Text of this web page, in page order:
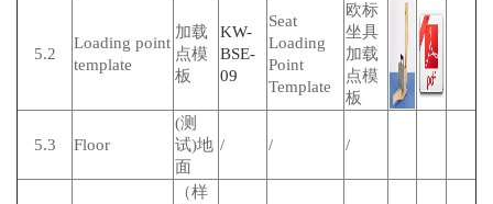
5.2
Loading point
template
加载
点模
板
KW-
BSE-
09
Seat
Loading
Point
Template
欧标
坐具
加载
点模
板
5.3 Floor
(测
试)地
面
/ / /
（样